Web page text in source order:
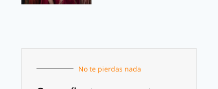
No te pierdas nada